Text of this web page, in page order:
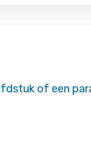
of een